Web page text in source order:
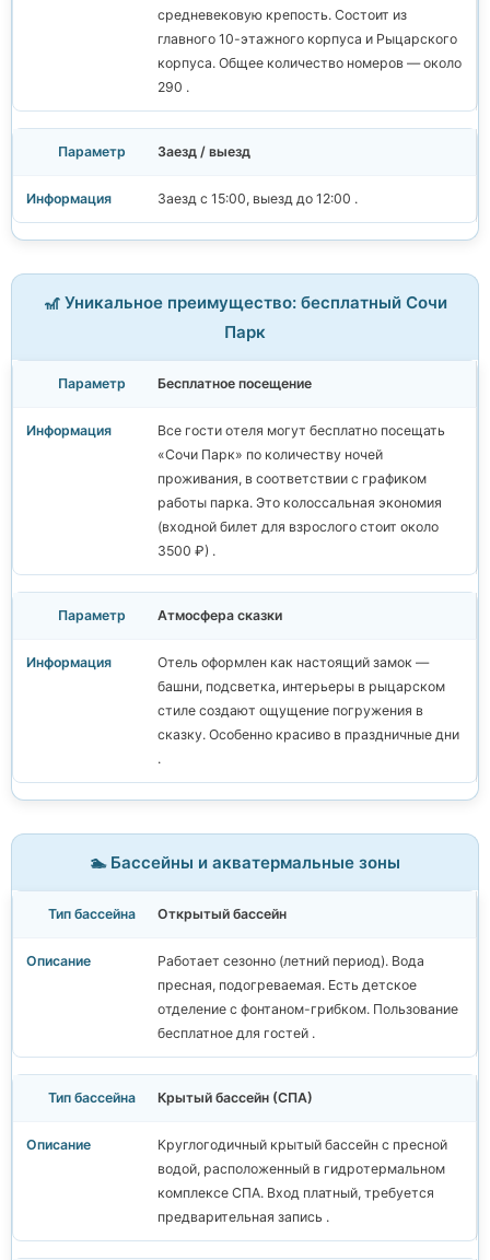
средневековую крепость. Состоит из
главного 10-этажного корпуса и Рыцарского
корпуса. Общее количество номеров — около
290 .
Заезд / выезд
Заезд с 15:00, выезд до 12:00 .
🎢 Уникальное преимущество: бесплатный Сочи
Парк
Бесплатное посещение
Все гости отеля могут бесплатно посещать
«Сочи Парк» по количеству ночей
проживания, в соответствии с графиком
работы парка. Это колоссальная экономия
(входной билет для взрослого стоит около
3500 ₽) .
Атмосфера сказки
Отель оформлен как настоящий замок —
башни, подсветка, интерьеры в рыцарском
стиле создают ощущение погружения в
сказку. Особенно красиво в праздничные дни
.
🏊 Бассейны и акватермальные зоны
Открытый бассейн
Работает сезонно (летний период). Вода
пресная, подогреваемая. Есть детское
отделение с фонтаном-грибком. Пользование
бесплатное для гостей .
Крытый бассейн (СПА)
Круглогодичный крытый бассейн с пресной
водой, расположенный в гидротермальном
комплексе СПА. Вход платный, требуется
предварительная запись .